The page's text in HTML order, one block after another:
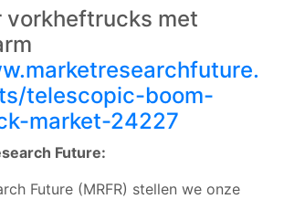
vorkheftrucks met
telescopic-boom-
market-24227
Future:
Future (MRFR) stellen we onze